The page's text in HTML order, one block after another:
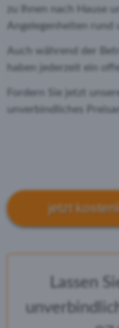
zu Ihnen nach Hause
Angelegenheiten rund
Auch während der
haben jederzeit ein
Fordern Sie jetzt
unverbindliches
jetzt
Lassen